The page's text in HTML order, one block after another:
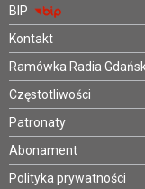
BIP
Kontakt
Ramówka Radia
Częstotliwości
Patronaty
Abonament
Polityka prywatności